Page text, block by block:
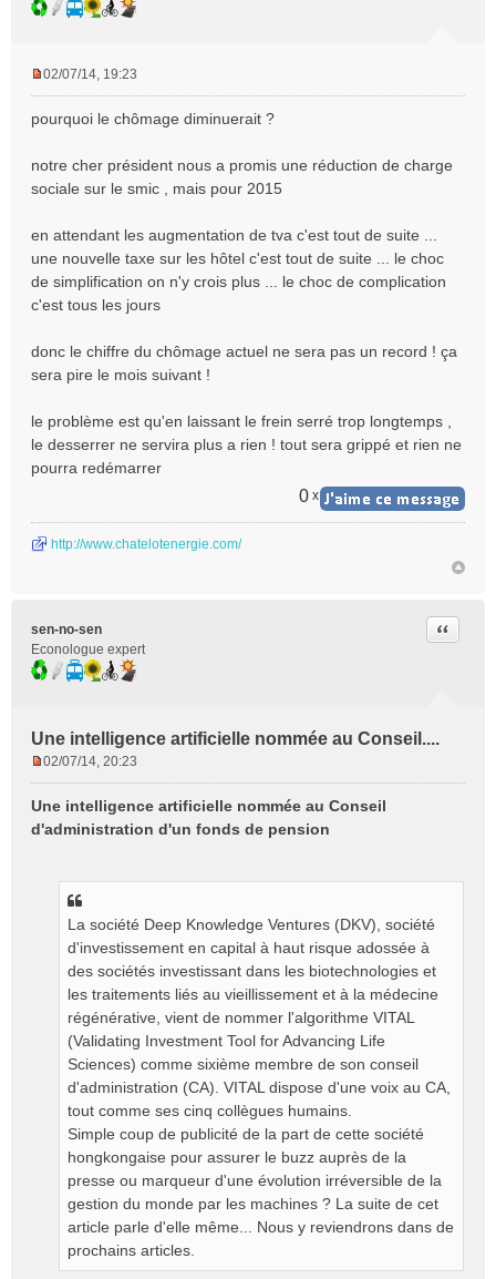
s
a
g
n
l
u
02/07/14, 19:23
pourquoi le chômage diminuerait ?
notre cher président nous a promis une réduction de charge
sociale sur le smic , mais pour 2015
en attendant les augmentation de tva c'est tout de suite ...
une nouvelle taxe sur les hôtel c'est tout de suite ... le choc
de simplification on n'y crois plus ... le choc de complication
c'est tous les jours
donc le chiffre du chômage actuel ne sera pas un record ! ça
sera pire le mois suivant !
le problème est qu'en laissant le frein serré trop longtemps ,
le desserrer ne servira plus a rien ! tout sera grippé et rien ne
pourra redémarrer
0 x
http://www.chatelotenergie.com/
sen-no-sen
Econologue expert
Une intelligence artificielle nommée au Conseil....
Citer
s
s
02/07/14, 20:23
Une intelligence artificielle nommée au Conseil
d'administration d'un fonds de pension
La société Deep Knowledge Ventures (DKV), société
d'investissement en capital à haut risque adossée à
des sociétés investissant dans les biotechnologies et
les traitements liés au vieillissement et à la médecine
régénérative, vient de nommer l'algorithme VITAL
(Validating Investment Tool for Advancing Life
Sciences) comme sixième membre de son conseil
d'administration (CA). VITAL dispose d'une voix au CA,
tout comme ses cinq collègues humains.
Simple coup de publicité de la part de cette société
hongkongaise pour assurer le buzz auprès de la
presse ou marqueur d'une évolution irréversible de la
gestion du monde par les machines ? La suite de cet
article parle d'elle même... Nous y reviendrons dans de
prochains articles.